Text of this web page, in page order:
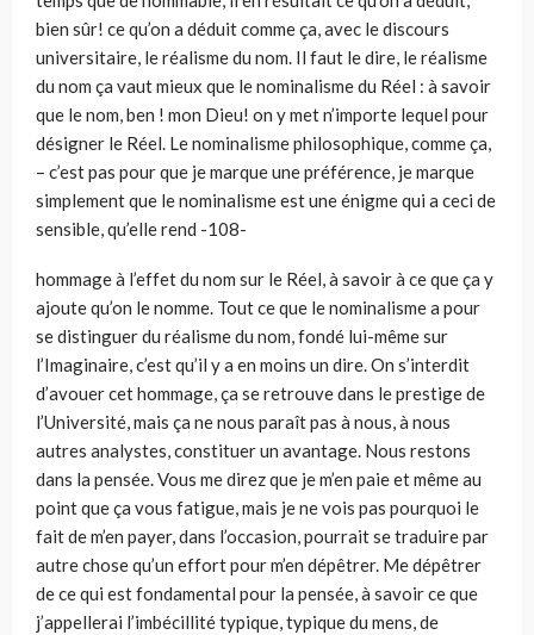
bien sûr! ce qu’on a déduit comme ça, avec le discours
universitaire, le réalisme du nom. Il faut le dire, le réalisme
du nom ça vaut mieux que le nominalisme du Réel : à savoir
que le nom, ben ! mon Dieu! on y met n’importe lequel pour
désigner le Réel. Le nominalisme philosophique, comme ça,
– c’est pas pour que je marque une préférence, je marque
simplement que le nominalisme est une énigme qui a ceci de
sensible, qu’elle rend -108-
hommage à l’effet du nom sur le Réel, à savoir à ce que ça y
ajoute qu’on le nomme. Tout ce que le nominalisme a pour
se distinguer du réalisme du nom, fondé lui-même sur
l’Imaginaire, c’est qu’il y a en moins un dire. On s’interdit
d’avouer cet hommage, ça se retrouve dans le prestige de
l’Université, mais ça ne nous paraît pas à nous, à nous
autres analystes, constituer un avantage. Nous restons
dans la pensée. Vous me direz que je m’en paie et même au
point que ça vous fatigue, mais je ne vois pas pourquoi le
fait de m’en payer, dans l’occasion, pourrait se traduire par
autre chose qu’un effort pour m’en dépêtrer. Me dépêtrer
de ce qui est fondamental pour la pensée, à savoir ce que
j’appellerai l’imbécillité typique, typique du mens, de